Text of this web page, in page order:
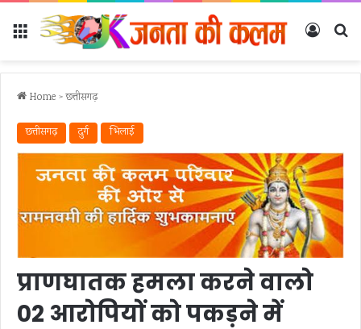
Menu Log In
Home > छत्तीसगढ़
छत्तीसगढ़ दुर्ग भिलाई
प्राणघातक हमला करने वालो
02 आरोपियों को पकड़ने में